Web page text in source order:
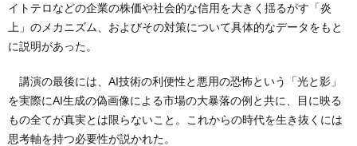
イトテロなどの企業の株価や社会的な信用を大きく揺るがす「炎
上」のメカニズム、およびその対策について具体的なデータをもと
に説明があった。
講演の最後には、AI技術の利便性と悪用の恐怖という「光と影」
を実際にAI生成の偽画像による市場の大暴落の例と共に、目に映る
もの全てが真実とは限らないこと。これからの時代を生き抜くには
思考軸を持つ必要性が説かれた。